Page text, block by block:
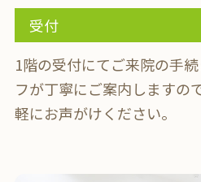
受付
1階の受付にてご来院の手続
フが丁寧にご案内しますの
軽にお声がけください。